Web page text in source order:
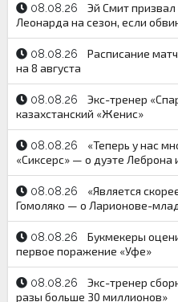
08.08.26
Эй Смит
Леонарда на сезон, если
08.08.26
Расписание
на 8 августа
08.08.26
Экс-тренер
казахстанский «Женис»
08.08.26
«Теперь у нас
«Сиксерс» — о дуэте Леброна
08.08.26
«Является
Гомоляко — о Ларионове-
08.08.26
Букмекеры
первое поражение «Уфе»
08.08.26
Экс-тренер
разы больше 30 миллионов»